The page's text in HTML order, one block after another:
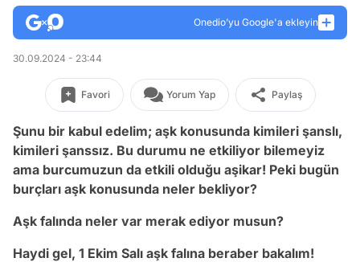
Onedio’yu Google'a ekleyin
30.09.2024 - 23:44
Favori Yorum Yap Paylaş
Şunu bir kabul edelim; aşk konusunda kimileri şanslı,
kimileri şanssız. Bu durumu ne etkiliyor bilemeyiz
ama burcumuzun da etkili olduğu aşikar! Peki bugün
burçları aşk konusunda neler bekliyor?
Aşk falında neler var merak ediyor musun?
Haydi gel, 1 Ekim Salı aşk falına beraber bakalım!